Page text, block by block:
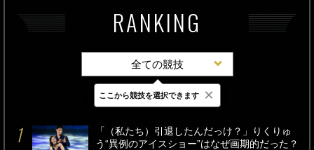
RANKING
全ての競技
最新 24時間 週間
「（私たち）引退したんだっけ？」りくりゅ
う“異例のアイスショー”はなぜ画期的だった？
ここから競技を選択できます ×